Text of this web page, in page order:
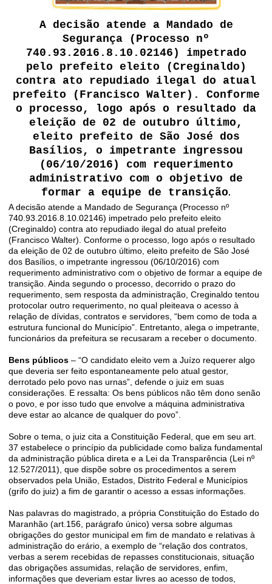
A decisão atende a Mandado de
Segurança (Processo nº
740.93.2016.8.10.02146) impetrado
pelo prefeito eleito (Creginaldo)
contra ato repudiado ilegal do atual
prefeito (Francisco Walter). Conforme
o processo, logo após o resultado da
eleição de 02 de outubro último,
eleito prefeito de São José dos
Basílios, o impetrante ingressou
(06/10/2016) com requerimento
administrativo com o objetivo de
formar a equipe de transição.
A decisão atende a Mandado de Segurança (Processo nº
740.93.2016.8.10.02146) impetrado pelo prefeito eleito
(Creginaldo) contra ato repudiado ilegal do atual prefeito
(Francisco Walter). Conforme o processo, logo após o resultado
da eleição de 02 de outubro último, eleito prefeito de São José
dos Basílios, o impetrante ingressou (06/10/2016) com
requerimento administrativo com o objetivo de formar a equipe de
transição. Ainda segundo o processo, decorrido o prazo do
requerimento, sem resposta da administração, Creginaldo tentou
protocolar outro requerimento, no qual pleiteava o acesso à
relação de dívidas, contratos e servidores, “bem como de toda a
estrutura funcional do Município”. Entretanto, alega o impetrante,
funcionários da prefeitura se recusaram a receber o documento.
Bens públicos – “O candidato eleito vem a Juízo requerer algo
que deveria ser feito espontaneamente pelo atual gestor,
derrotado pelo povo nas urnas”, defende o juiz em suas
considerações. E ressalta: Os bens públicos não têm dono senão
o povo, e por isso tudo que envolve a máquina administrativa
deve estar ao alcance de qualquer do povo”.
Sobre o tema, o juiz cita a Constituição Federal, que em seu art.
37 estabelece o princípio da publicidade como baliza fundamental
da administração pública direta e a Lei da Transparência (Lei nº
12.527/2011), que dispõe sobre os procedimentos a serem
observados pela União, Estados, Distrito Federal e Municípios
(grifo do juiz) a fim de garantir o acesso a essas informações.
Nas palavras do magistrado, a própria Constituição do Estado do
Maranhão (art.156, parágrafo único) versa sobre algumas
obrigações do gestor municipal em fim de mandato e relativas à
administração do erário, a exemplo de “relação dos contratos,
verbas a serem recebidas de repasses constitucionais, situação
das obrigações assumidas, relação de servidores, enfim,
informações que deveriam estar livres ao acesso de todos,